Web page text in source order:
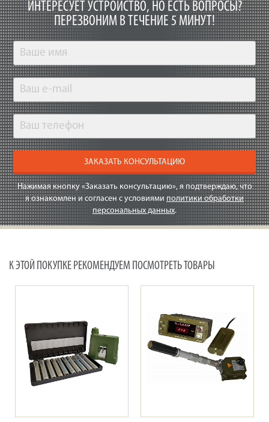
ИНТЕРЕСУЕТ УСТРОЙСТВО, НО ЕСТЬ ВОПРОСЫ?
ПЕРЕЗВОНИМ В ТЕЧЕНИЕ 5 МИНУТ!
ЗАКАЗАТЬ КОНСУЛЬТАЦИЮ
Нажимая кнопку «Заказать консультацию», я подтверждаю, что
я ознакомлен и согласен с условиями политики обработки
персональных данных.
К ЭТОЙ ПОКУПКЕ РЕКОМЕНДУЕМ ПОСМОТРЕТЬ ТОВАРЫ